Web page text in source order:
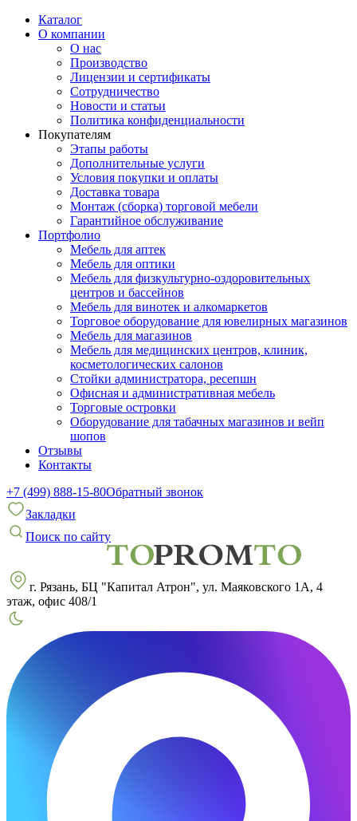
Каталог
О компании
О нас
Производство
Лицензии и сертификаты
Сотрудничество
Новости и статьи
Политика конфиденциальности
Покупателям
Этапы работы
Дополнительные услуги
Условия покупки и оплаты
Доставка товара
Монтаж (сборка) торговой мебели
Гарантийное обслуживание
Портфолио
Мебель для аптек
Мебель для оптики
Мебель для физкультурно-оздоровительных
центров и бассейнов
Мебель для винотек и алкомаркетов
Торговое оборудование для ювелирных магазинов
Мебель для магазинов
Мебель для медицинских центров, клиник,
косметологических салонов
Стойки администратора, ресепшн
Офисная и административная мебель
Торговые островки
Оборудование для табачных магазинов и вейп
шопов
Отзывы
Контакты
+7 (499) 888-15-80Обратный звонок
Закладки
Поиск по сайту
г. Рязань, БЦ "Капитал Атрон", ул. Маяковского 1А, 4
этаж, офис 408/1